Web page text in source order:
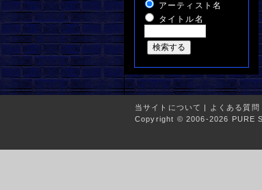
アーティスト名
タイトル名
当サイトについて | よくある質問
Copyright © 2006-2026 PURE